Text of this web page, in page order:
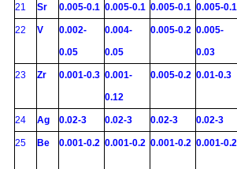
21 Sr 0.005-0.1 0.005-0.1 0.005-0.1 0.005-0.1
22 V
0.002-
0.05
0.004-
0.05
0.005-0.2 0.005-
0.03
23 Zr 0.001-0.3 0.001-
0.12
0.005-0.2 0.01-0.3
24 Ag 0.02-3 0.02-3 0.02-3 0.02-3
25 Be 0.001-0.2 0.001-0.2 0.001-0.2 0.001-0.2